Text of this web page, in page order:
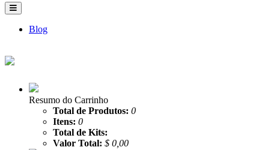
Blog
Resumo do Carrinho
Total de Produtos: 0
Itens: 0
Total de Kits:
Valor Total: $ 0,00